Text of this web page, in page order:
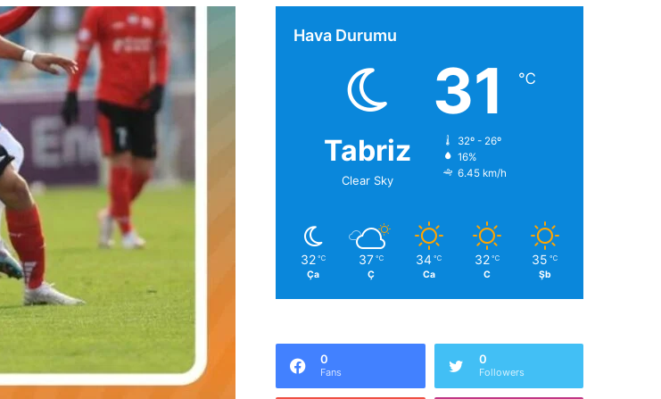
həqiqi varisi ortaya çıxdı –
Şahın nəticəsi ilə ÖZƏL
Hava Durumu
Tabriz
Clear Sky
31 ℃
32º - 26º
16%
6.45 km/h
32 ℃
Ça
37 ℃
Ç
34 ℃
Ca
32 ℃
C
35 ℃
Şb
0
Fans
0
Followers